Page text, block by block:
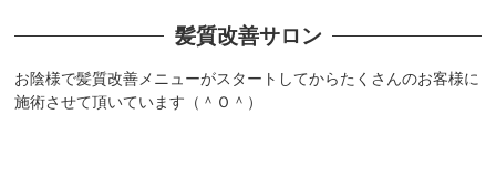
髪質改善サロン
お陰様で髪質改善メニューがスタートしてからたくさんのお客様に
施術させて頂いています（＾Ｏ＾）